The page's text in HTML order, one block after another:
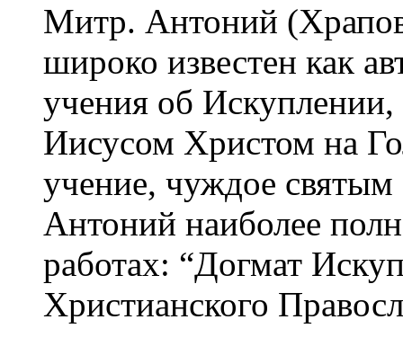
Митр. Антоний
широко известен как
учения об
Иисусом Христом на
учение, чуждое
Антоний наиболее
работах: “Догмат
Христианского